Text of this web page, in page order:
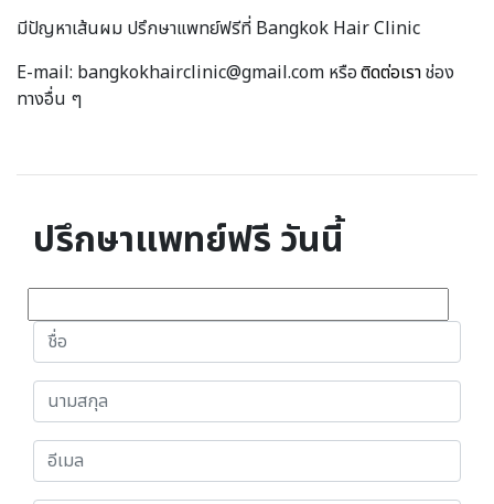
มีปัญหาเส้นผม ปรึกษาแพทย์ฟรีที่ Bangkok Hair Clinic
E-mail: bangkokhairclinic@gmail.com หรือติดต่อเราช่อง
ทางอื่น ๆ
ปรึกษาแพทย์ฟรี วันนี้